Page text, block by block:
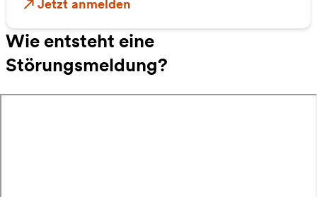
Jetzt anmelden
Wie entsteht eine
Störungsmeldung?